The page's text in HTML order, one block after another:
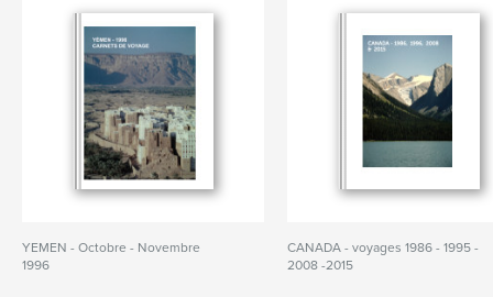
YEMEN - Octobre - Novembre
1996
CANADA - voyages 1986 - 1995 -
2008 -2015